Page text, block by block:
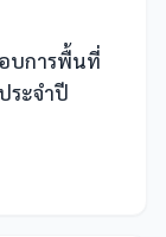
บการพื้นที่
ระจำปี